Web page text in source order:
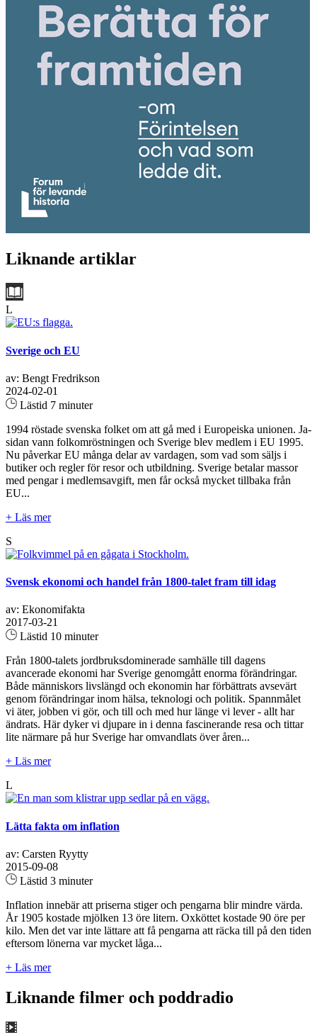
Liknande artiklar
L
Sverige och EU
av: Bengt Fredrikson
2024-02-01
Lästid 7 minuter
1994 röstade svenska folket om att gå med i Europeiska unionen. Ja-
sidan vann folkomröstningen och Sverige blev medlem i EU 1995.
Nu påverkar EU många delar av vardagen, som vad som säljs i
butiker och regler för resor och utbildning. Sverige betalar massor
med pengar i medlemsavgift, men får också mycket tillbaka från
EU...
+ Läs mer
S
Svensk ekonomi och handel från 1800-talet fram till idag
av: Ekonomifakta
2017-03-21
Lästid 10 minuter
Från 1800-talets jordbruksdominerade samhälle till dagens
avancerade ekonomi har Sverige genomgått enorma förändringar.
Både människors livslängd och ekonomin har förbättrats avsevärt
genom förändringar inom hälsa, teknologi och politik. Spannmålet
vi äter, jobben vi gör, och till och med hur länge vi lever - allt har
ändrats. Här dyker vi djupare in i denna fascinerande resa och tittar
lite närmare på hur Sverige har omvandlats över åren...
+ Läs mer
L
Lätta fakta om inflation
av: Carsten Ryytty
2015-09-08
Lästid 3 minuter
Inflation innebär att priserna stiger och pengarna blir mindre värda.
År 1905 kostade mjölken 13 öre litern. Oxköttet kostade 90 öre per
kilo. Men det var inte lättare att få pengarna att räcka till på den tiden
eftersom lönerna var mycket låga...
+ Läs mer
Liknande filmer och poddradio